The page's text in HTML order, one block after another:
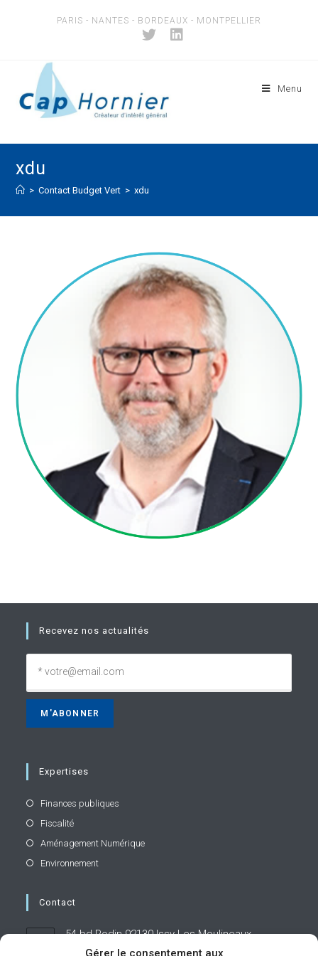
Gérer le consentement aux
PARIS - NANTES - BORDEAUX - MONTPELLIER
Menu
xdu
> Contact Budget Vert > xdu
Recevez nos actualités
Expertises
Finances publiques
Fiscalité
Aménagement Numérique
Environnement
Contact
54 bd Rodin 92130 Issy-Les-Moulineaux